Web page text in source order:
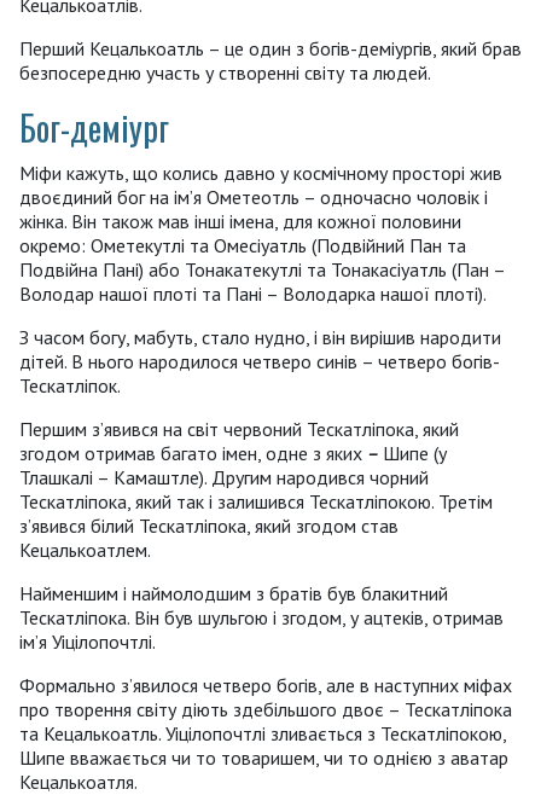
Перший Кецалькоатль – це один з богів-деміургів, який брав
безпосередню участь у створенні світу та людей.
Бог-деміург
Міфи кажуть, що колись давно у космічному просторі жив
двоєдиний бог на ім’я Ометеотль – одночасно чоловік і
жінка. Він також мав інші імена, для кожної половини
окремо: Ометекутлі та Омесіуатль (Подвійний Пан та
Подвійна Пані) або Тонакатекутлі та Тонакасіуатль (Пан –
Володар нашої плоті та Пані – Володарка нашої плоті).
З часом богу, мабуть, стало нудно, і він вирішив народити
дітей. В нього народилося четверо синів – четверо богів-
Тескатліпок.
Першим з’явився на світ червоний Тескатліпока, який
згодом отримав багато імен, одне з яких – Шипе (у
Тлашкалі – Камаштле). Другим народився чорний
Тескатліпока, який так і залишився Тескатліпокою. Третім
з’явився білий Тескатліпока, який згодом став
Кецалькоатлем.
Найменшим і наймолодшим з братів був блакитний
Тескатліпока. Він був шульгою і згодом, у ацтеків, отримав
ім’я Уіцілопочтлі.
Формально з’явилося четверо богів, але в наступних міфах
про творення світу діють здебільшого двоє – Тескатліпока
та Кецалькоатль. Уіцілопочтлі зливається з Тескатліпокою,
Шипе вважається чи то товаришем, чи то однією з аватар
Кецалькоатля.